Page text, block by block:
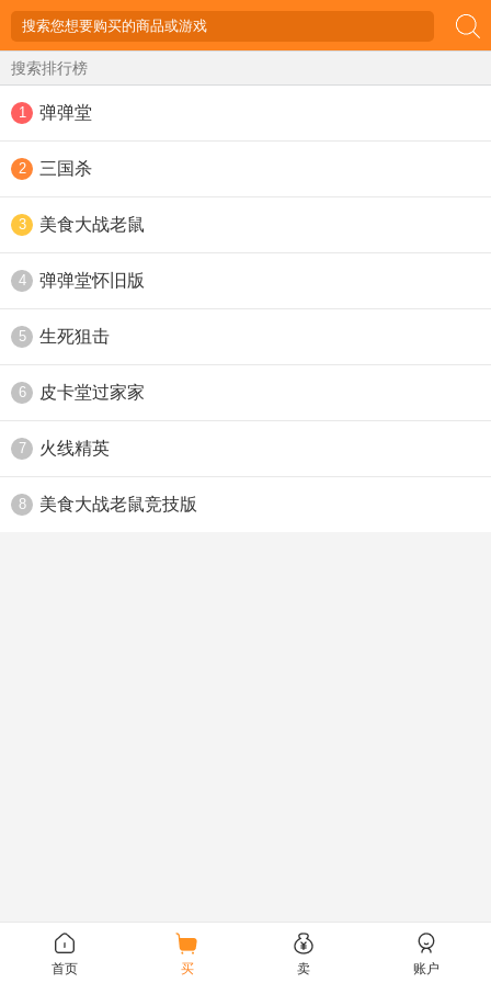
搜索排行榜
1 弹弹堂
2 三国杀
3 美食大战老鼠
4 弹弹堂怀旧版
5 生死狙击
6 皮卡堂过家家
7 火线精英
8 美食大战老鼠竞技版
首页 买 卖 账户